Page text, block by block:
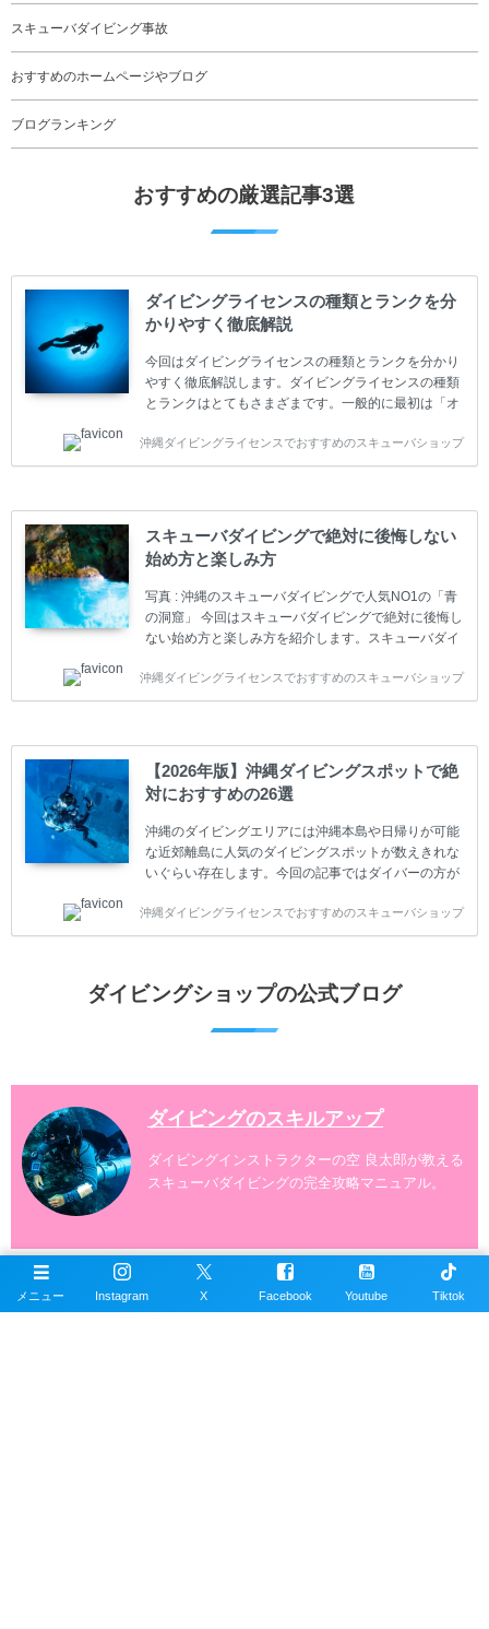
スキューバダイビング事故
おすすめのホームページやブログ
ブログランキング
おすすめの厳選記事3選
ダイビングライセンスの種類とランクを分
かりやすく徹底解説
今回はダイビングライセンスの種類とランクを分かり
やすく徹底解説します。ダイビングライセンスの種類
とランクはとてもさまざまです。一般的に最初は「オ
す。 ダイビングのライセンスカードはダイビングの教
育機関もしくは指導団体が発行しています。教育機関
ダイバーの育成・指導や安全管理、環境保全などの活
動をしています。 ダイビングライセンスの種類はエン
トリーレベルのライセンスからプロレベルのライセン
スまでランク分けされています。各教育機関(指導団
体)によってライセンスカードの名称、トレーニング内
容に違いがありま...
沖縄ダイビングライセンスでおすすめのスキューバショップ
スキューバダイビングで絶対に後悔しない
始め方と楽しみ方
写真 : 沖縄のスキューバダイビングで人気NO1の「青
の洞窟」 今回はスキューバダイビングで絶対に後悔し
ない始め方と楽しみ方を紹介します。スキューバダイ
やまだ始めて間もない初心者の方に必見の内容です。
スキューバダイビングの始め方と楽しみ方について学
ててしまうと、せっかく楽しみにしていたスキューバ
ダイビングが台無しになり後悔することになってしま
うかもしれません。 又、スキューバダイビングは事故
のリスクがあるスポーツでもあります。もしかしたら
危険な思いをしてしまうかもしれません。 今回は現地
ダイビング...
沖縄ダイビングライセンスでおすすめのスキューバショップ
【2026年版】沖縄ダイビングスポットで絶
対におすすめの26選
沖縄のダイビングエリアには沖縄本島や日帰りが可能
な近郊離島に人気のダイビングスポットが数えきれな
いぐらい存在します。今回の記事ではダイバーの方が
グスポットを紹介します。 当スクールは、沖縄本島で
は北谷町、嘉手納町、読谷村、恩納村、名護市、本部
案内しております。 ダイビングライセンスをお持ちの
沖縄ダイビングライセンスでおすすめのスキューバショップ
ダイビングショップの公式ブログ
ダイビングのスキルアップ
ダイビングインストラクターの空 良太郎が教える
スキューバダイビングの完全攻略マニュアル。
ダイビングの写真素材
メニュー Instagram X Facebook Youtube Tiktok